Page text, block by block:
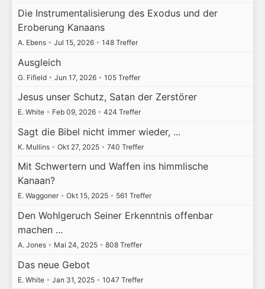
Die Instrumentalisierung des Exodus und der
Eroberung Kanaans
A. Ebens • Jul 15, 2026 • 148 Treffer
Ausgleich
G. Fifield • Jun 17, 2026 • 105 Treffer
Jesus unser Schutz, Satan der Zerstörer
E. White • Feb 09, 2026 • 424 Treffer
Sagt die Bibel nicht immer wieder, ...
K. Mullins • Okt 27, 2025 • 740 Treffer
Mit Schwertern und Waffen ins himmlische
Kanaan?
E. Waggoner • Okt 15, 2025 • 561 Treffer
Den Wohlgeruch Seiner Erkenntnis offenbar
machen ...
A. Jones • Mai 24, 2025 • 808 Treffer
Das neue Gebot
E. White • Jan 31, 2025 • 1047 Treffer